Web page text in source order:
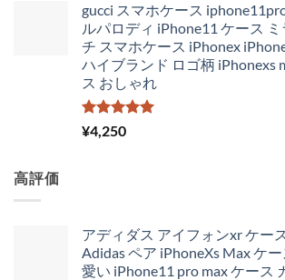
価
格
は
¥4,300
で
し
の
価
格
は
gucci スマホケース
ルパロディ iPhone11 ケース
チ スマホケース iPhonex
ハイブランド ロゴ柄 iPhonexs
ス おしゃれ
5段階中
5.00
¥4,250
高評価
アディダス アイフォンxr ケー
Adidas ペア iPhoneXs Max ケ
愛い iPhone11 pro max ケース